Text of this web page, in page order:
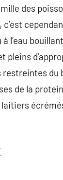
des
l’eau
pleins
restreintes
de la